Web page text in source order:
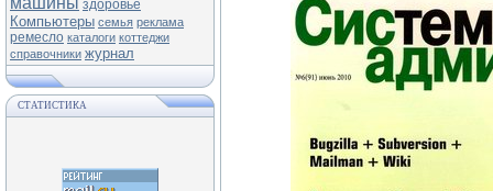
здоровье
Компьютеры семья реклама
ремесло каталоги коттеджи
справочники журнал
СТАТИСТИКА